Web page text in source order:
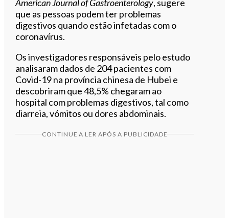
American Journal of Gastroenterology, sugere
que as pessoas podem ter problemas
digestivos quando estão infetadas com o
coronavírus.
Os investigadores responsáveis pelo estudo
analisaram dados de 204 pacientes com
Covid-19 na província chinesa de Hubei e
descobriram que 48,5% chegaram ao
hospital com problemas digestivos, tal como
diarreia, vómitos ou dores abdominais.
CONTINUE A LER APÓS A PUBLICIDADE